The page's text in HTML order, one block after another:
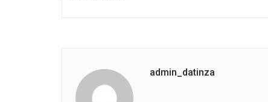
admin_datinza